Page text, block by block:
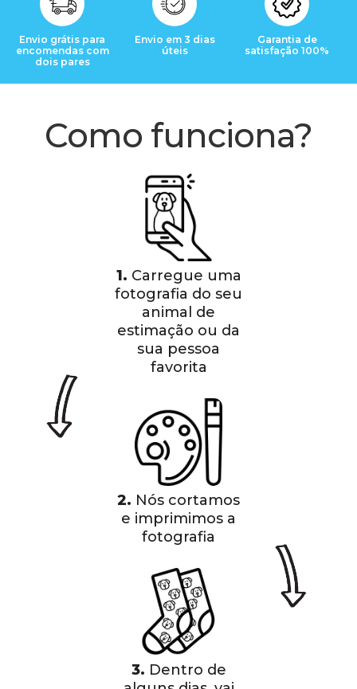
Envio grátis para
encomendas com
dois pares
Envio em 3 dias
úteis
Garantia de
satisfação 100%
Como funciona?
1. Carregue uma
fotografia do seu
animal de
estimação ou da
sua pessoa
favorita
2. Nós cortamos
e imprimimos a
fotografia
3. Dentro de